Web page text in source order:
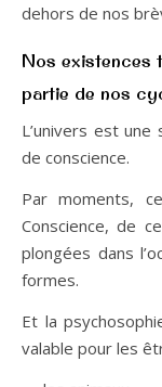
dehors de nos
Nos existences
partie de nos
L’univers est
de conscience.
Par moments,
Conscience, de
plongées dans
formes.
Et la
valable pour les